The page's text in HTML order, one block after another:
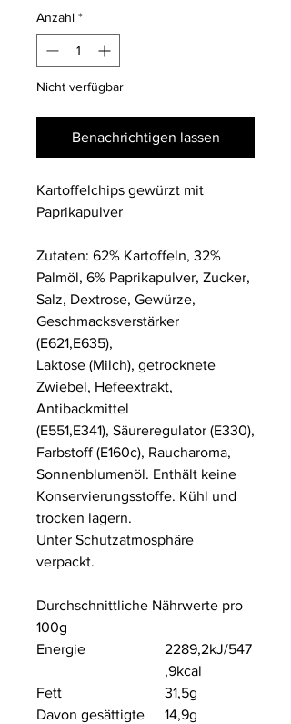
Kilogramm
Anzahl *
Nicht verfügbar
Benachrichtigen lassen
Kartoffelchips gewürzt mit
Paprikapulver
Zutaten: 62% Kartoffeln, 32%
Palmöl, 6% Paprikapulver, Zucker,
Salz, Dextrose, Gewürze,
Geschmacksverstärker
(E621,E635),
Laktose (Milch), getrocknete
Zwiebel, Hefeextrakt,
Antibackmittel
(E551,E341), Säureregulator (E330),
Farbstoff (E160c), Raucharoma,
Sonnenblumenöl. Enthält keine
Konservierungsstoffe. Kühl und
trocken lagern.
Unter Schutzatmosphäre
verpackt.
Durchschnittliche Nährwerte pro
100g
Energie
2289,2kJ/547
,9kcal
Fett
Davon gesättigte
31,5g
14,9g